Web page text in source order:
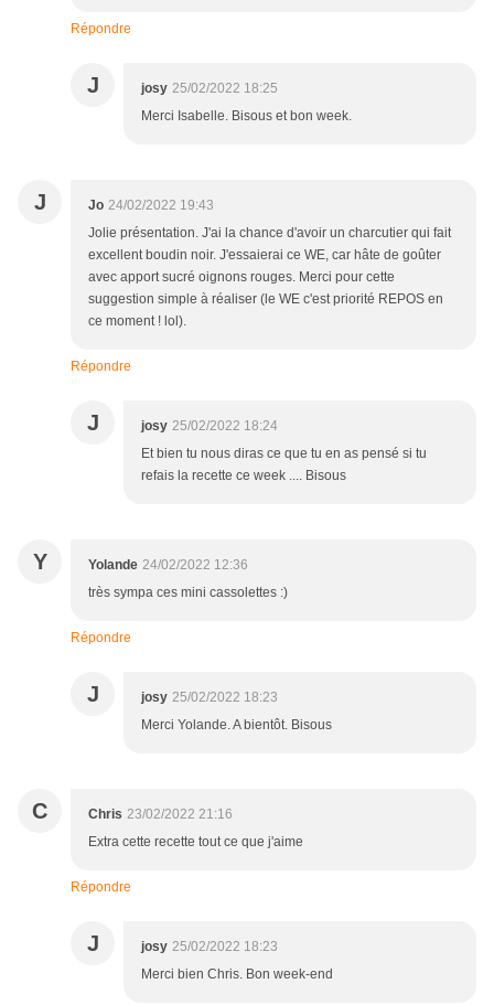
Répondre
J josy 25/02/2022 18:25
Merci Isabelle. Bisous et bon week.
J Jo 24/02/2022 19:43
Jolie présentation. J'ai la chance d'avoir un charcutier qui fait
excellent boudin noir. J'essaierai ce WE, car hâte de goûter
avec apport sucré oignons rouges. Merci pour cette
suggestion simple à réaliser (le WE c'est priorité REPOS en
ce moment ! lol).
Répondre
J josy 25/02/2022 18:24
Et bien tu nous diras ce que tu en as pensé si tu
refais la recette ce week .... Bisous
Y Yolande 24/02/2022 12:36
très sympa ces mini cassolettes :)
Répondre
J josy 25/02/2022 18:23
Merci Yolande. A bientôt. Bisous
C Chris 23/02/2022 21:16
Extra cette recette tout ce que j'aime
Répondre
J josy 25/02/2022 18:23
Merci bien Chris. Bon week-end